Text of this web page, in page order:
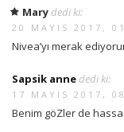
Mary dedi ki:
20 MAYIS 2017,
Nivea’yı merak
Sapsik anne dedi ki:
17 MAYIS 2017,
Benim göZler de